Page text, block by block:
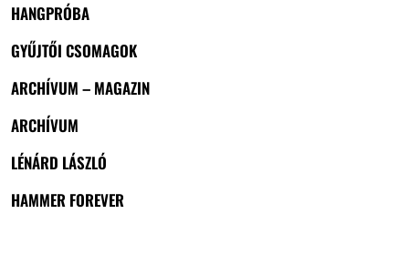
HANGPRÓBA
GYŰJTŐI CSOMAGOK
ARCHÍVUM – MAGAZIN
ARCHÍVUM
LÉNÁRD LÁSZLÓ
HAMMER FOREVER